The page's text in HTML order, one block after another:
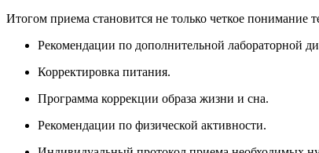
Итогом приема становится не только четкое понимание
Рекомендации по дополнительной лабораторной
Корректировка питания.
Программа коррекции образа жизни и сна.
Рекомендации по физической активности.